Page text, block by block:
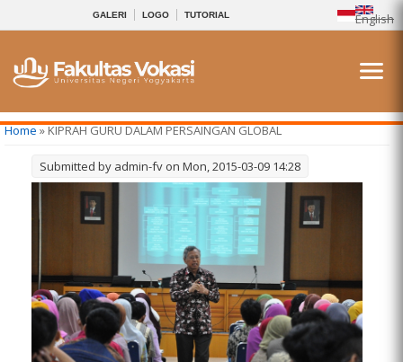
English
GALERI LOGO TUTORIAL
You are here
Home» KIPRAH GURU DALAM PERSAINGAN GLOBAL
Submitted by admin-fv on Mon, 2015-03-09 14:28